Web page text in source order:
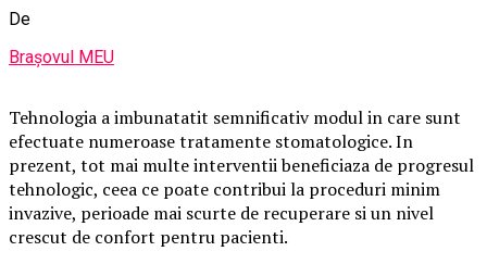
De
Brașovul MEU
Tehnologia a imbunatatit semnificativ modul in care sunt
efectuate numeroase tratamente stomatologice. In
prezent, tot mai multe interventii beneficiaza de progresul
tehnologic, ceea ce poate contribui la proceduri minim
invazive, perioade mai scurte de recuperare si un nivel
crescut de confort pentru pacienti.